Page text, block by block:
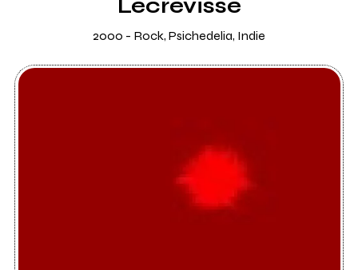
Lecrevisse
2000 - Rock, Psichedelia, Indie